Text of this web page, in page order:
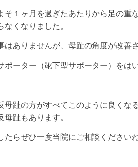
そ１ヶ月を過ぎたあたりから足の重
くなりました。
はありませんが、母趾の角度が改善
ポーター（靴下型サポーター）をは
母趾の方がすべてこのように良くな
趾もあります。
らぜひ一度当院にご相談くださいね